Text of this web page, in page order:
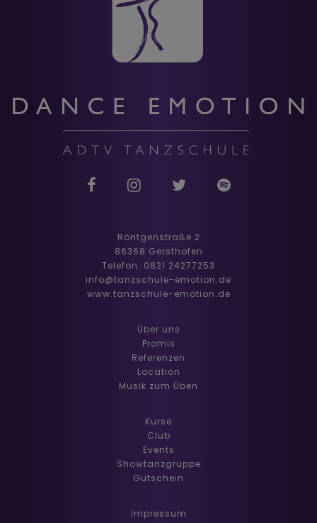
Röntgenstraße 2
86368 Gersthofen
Telefon: 0821 24277253
info@tanzschule-emotion.de
www.tanzschule-emotion.de
Über uns
Promis
Referenzen
Location
Musik zum Üben
Kurse
Club
Events
Showtanzgruppe
Gutschein
Impressum